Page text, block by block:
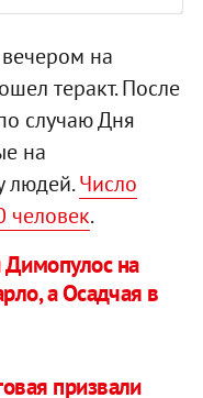
на
теракт. После
случаю Дня
на
людей.Число
человек.
на
а Осадчая в
призвали